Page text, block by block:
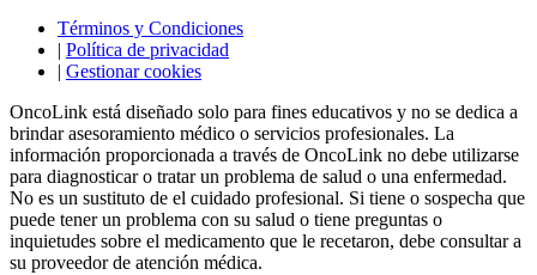
Términos y Condiciones
| Política de privacidad
| Gestionar cookies
OncoLink está diseñado solo para fines educativos y no se dedica a
brindar asesoramiento médico o servicios profesionales. La
información proporcionada a través de OncoLink no debe utilizarse
para diagnosticar o tratar un problema de salud o una enfermedad.
No es un sustituto de el cuidado profesional. Si tiene o sospecha que
puede tener un problema con su salud o tiene preguntas o
inquietudes sobre el medicamento que le recetaron, debe consultar a
su proveedor de atención médica.